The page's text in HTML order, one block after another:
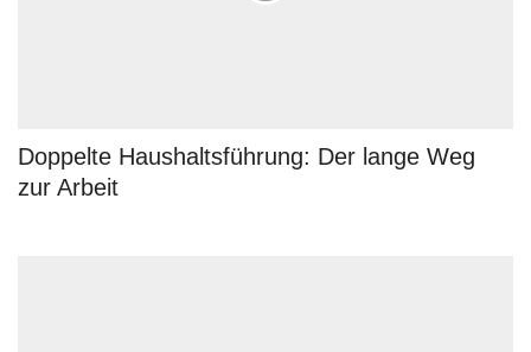
Doppelte Haushaltsführung: Der lange Weg
zur Arbeit